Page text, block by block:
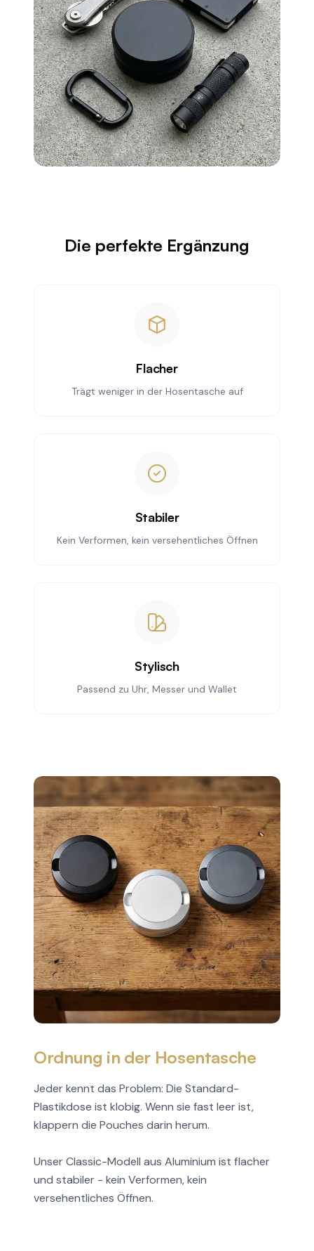
Die perfekte Ergänzung
Flacher
Trägt weniger in der Hosentasche auf
Stabiler
Kein Verformen, kein versehentliches Öffnen
Stylisch
Passend zu Uhr, Messer und Wallet
Ordnung in der Hosentasche
Jeder kennt das Problem: Die Standard-
Plastikdose ist klobig. Wenn sie fast leer ist,
klappern die Pouches darin herum.
Unser Classic-Modell aus Aluminium ist flacher
und stabiler - kein Verformen, kein
versehentliches Öffnen.